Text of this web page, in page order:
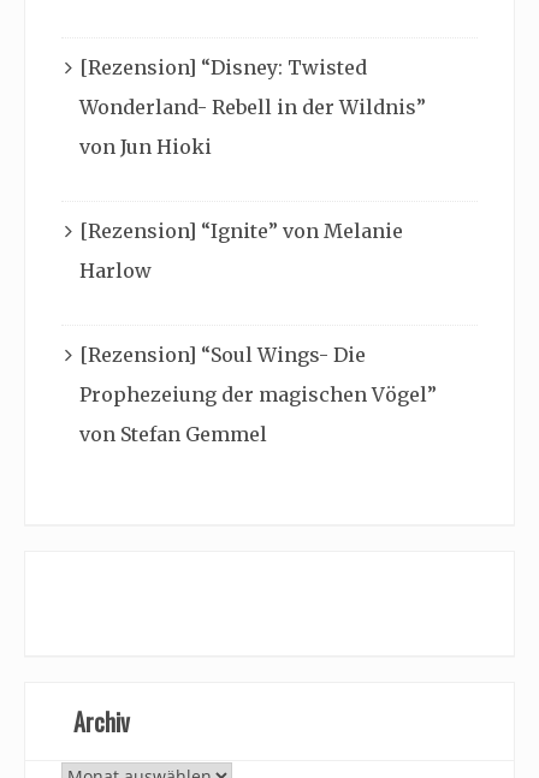
[Rezension] “Disney: Twisted
Wonderland- Rebell in der Wildnis”
von Jun Hioki
[Rezension] “Ignite” von Melanie
Harlow
[Rezension] “Soul Wings- Die
Prophezeiung der magischen Vögel”
von Stefan Gemmel
Archiv